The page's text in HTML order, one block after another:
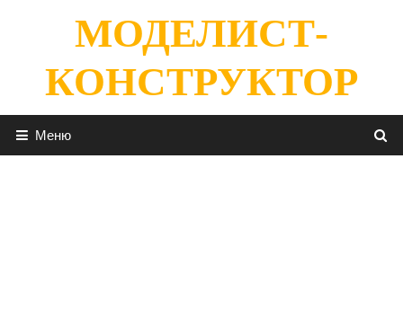
содержимомуМОДЕЛИСТ-
КОНСТРУКТОР
Меню